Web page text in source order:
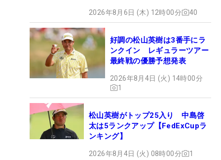
2026年8月6日 (木) 12時00分 40
好調の松山英樹は3番手にラ
ンクイン レギュラーツアー
最終戦の優勝予想発表
2026年8月4日 (火) 14時00分
1
松山英樹がトップ25入り 中島啓
太は5ランクアップ【FedExCupラ
ンキング】
2026年8月4日 (火) 08時00分 1